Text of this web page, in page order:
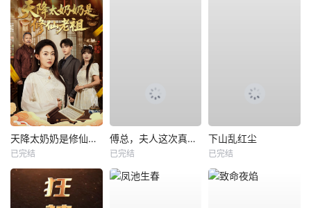
天降太奶奶是修仙老祖
已完结
傅总，夫人这次真的死了
已完结
下山乱红尘
已完结